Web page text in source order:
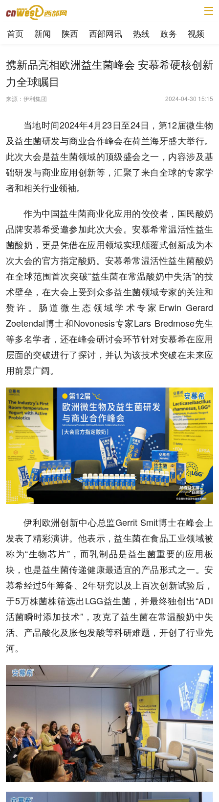
首页 新闻 陕西 西部网讯 热线 政务 视频
携新品亮相欧洲益生菌峰会 安慕希硬核创新
力全球瞩目
来源：伊利集团 2024-04-30 15:15
当地时间2024年4月23日至24日，第12届微生物
及益生菌研发与商业合作峰会在荷兰海牙盛大举行。
此次大会是益生菌领域的顶级盛会之一，内容涉及基
础研发与商业应用创新等，汇聚了来自全球的专家学
者和相关行业领袖。
作为中国益生菌商业化应用的佼佼者，国民酸奶
品牌安慕希受邀参加此次大会。安慕希常温活性益生
菌酸奶，更是凭借在应用领域实现颠覆式创新成为本
次大会的官方指定酸奶。安慕希常温活性益生菌酸奶
在全球范围首次突破“益生菌在常温酸奶中失活”的技
术壁垒，在大会上受到众多益生菌领域专家的关注和
赞许。肠道微生态领域学术专家Erwin Gerard
Zoetendal博士和Novonesis专家Lars Bredmose先生
等多名学者，还在峰会研讨会环节针对安慕希在应用
层面的突破进行了探讨，并认为该技术突破在未来应
用前景广阔。
伊利欧洲创新中心总监Gerrit Smit博士在峰会上
发表了精彩演讲。他表示，益生菌在食品工业领域被
称为“生物芯片”，而乳制品是益生菌重要的应用板
块，也是益生菌传递健康最适宜的产品形式之一。安
慕希经过5年筹备、2年研究以及上百次创新试验后，
于5万株菌株筛选出LGG益生菌，并最终独创出“ADI
活菌瞬时添加技术”，攻克了益生菌在常温酸奶中失
活、产品酸化及胀包发酸等科研难题，开创了行业先
河。